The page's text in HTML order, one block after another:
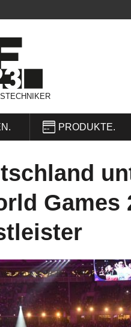
PRODUKTE.
Games